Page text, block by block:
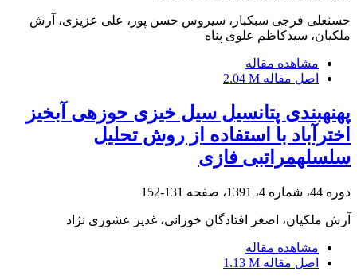
حسنعلی فرجی سبکبار، سیروس حسن پور، علی عزیزی، آرش
ملکیان، سیدکاظم علوی پناه
مشاهده مقاله
اصل مقاله 2.04 M
پهنه‎بندی پتانسیل سیل خیزی حوزه‎ی‎ آبخیز
اخترآباد با استفاده از روش تحلیل
سلسله‎مراتبی فازی
دوره 44، شماره 4، 1391، صفحه 131-152
آرش ملکیان، اصغر افتادگان خوزانی، غدیر عشوری نژاد
مشاهده مقاله
اصل مقاله 1.13 M